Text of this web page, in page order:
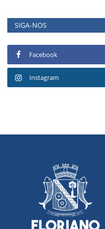
SIGA-NOS
Facebook
Instagram